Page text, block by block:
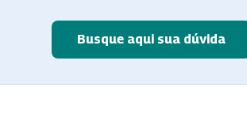
Busque aqui sua dúvida